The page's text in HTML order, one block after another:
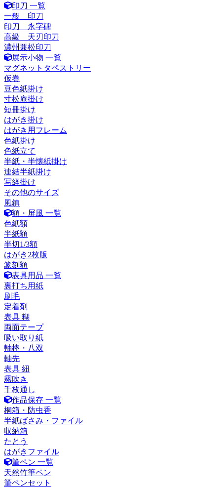
印刀 一覧
一般 印刀
印刀 永字碑
高級 天刃印刀
濃州兼松印刀
展示小物 一覧
マグネットタペストリー
仮巻
豆色紙掛け
寸松庵掛け
短冊掛け
はがき掛け
はがき用フレーム
色紙掛け
色紙立て
半紙・半懐紙掛け
連結半紙掛け
写経掛け
その他のサイズ
風鎮
額・屏風 一覧
色紙額
半紙額
半切1/3額
はがき2枚版
篆刻額
表具用品 一覧
裏打ち用紙
刷毛
定着剤
表具 糊
両面テープ
吸い取り紙
軸棒・八双
軸先
表具 紐
霧吹き
千枚通し
作品保存 一覧
桐箱・防虫香
半紙ばさみ・ファイル
収納箱
たとう
はがきファイル
筆ペン 一覧
天然竹筆ペン
筆ペンセット